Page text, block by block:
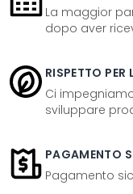
La maggior
dopo aver
RISPETTO PER
Ci
sviluppare
PAGAMENTO
Pagamento